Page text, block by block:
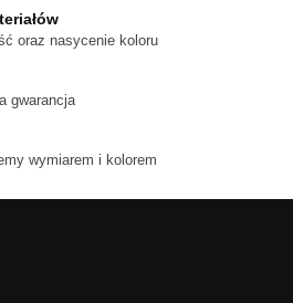
można
oraz nasycenie koloru
gwarancja
wymiarem i kolorem